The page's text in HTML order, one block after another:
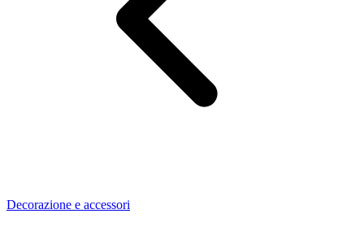
Decorazione e accessori